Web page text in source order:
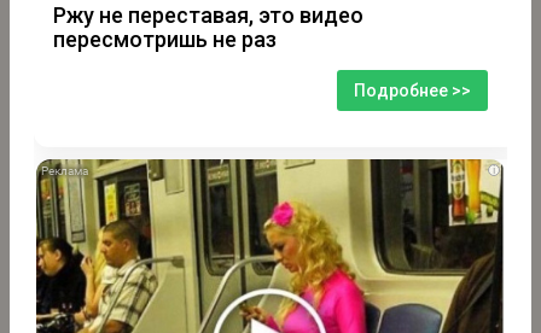
Ржу не переставая, это видео
пересмотришь не раз
Подробнее >>
i